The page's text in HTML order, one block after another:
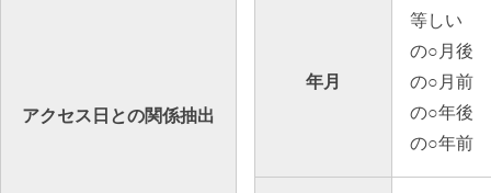
アクセス日との関係抽出
年月
等しい
の○月後
の○月前
の○年後
の○年前